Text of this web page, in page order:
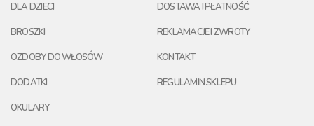
DLA DZIECI
BROSZKI
OZDOBY DO WŁOSÓW
DODATKI
OKULARY
DOSTAWA I PŁATNOŚĆ
REKLAMACJE I ZWROTY
KONTAKT
REGULAMIN SKLEPU